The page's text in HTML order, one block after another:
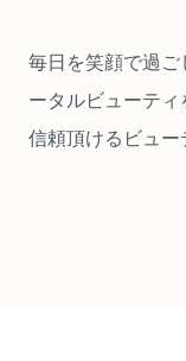
毎日を笑顔で過
ータルビューテ
信頼頂けるビュー